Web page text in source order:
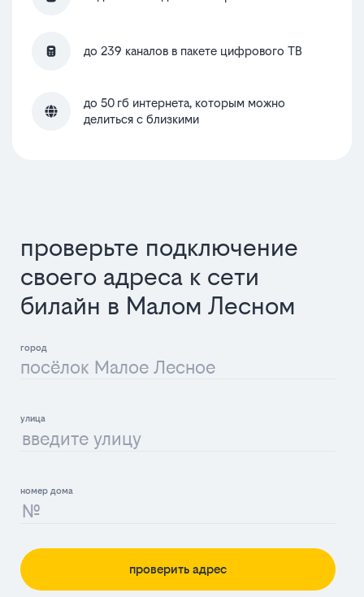
до 239 каналов в пакете цифрового ТВ
до 50 гб интернета, которым можно
делиться с близкими
проверьте подключение
своего адреса к сети
билайн в Малом Лесном
посёлок Малое Лесное
проверить адрес